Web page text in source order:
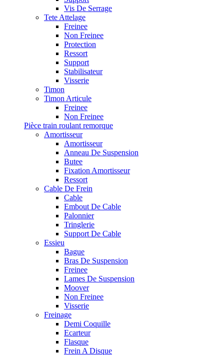
Vis De Serrage
Tete Attelage
Freinee
Non Freinee
Protection
Ressort
Support
Stabilisateur
Visserie
Timon
Timon Articule
Freinee
Non Freinee
Pièce train roulant remorque
Amortisseur
Amortisseur
Anneau De Suspension
Butee
Fixation Amortisseur
Ressort
Cable De Frein
Cable
Embout De Cable
Palonnier
Tringlerie
Support De Cable
Essieu
Bague
Bras De Suspension
Freinee
Lames De Suspension
Moover
Non Freinee
Visserie
Freinage
Demi Coquille
Ecarteur
Flasque
Frein A Disque